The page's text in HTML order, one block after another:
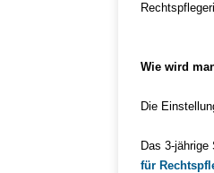
Wie wird
Die
Das 3-
für